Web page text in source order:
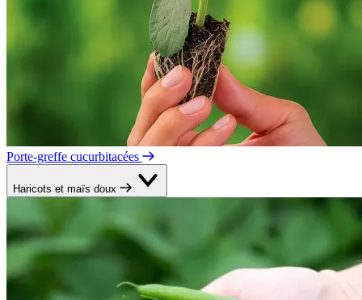
Porte-greffe cucurbitacées
Haricots et maïs doux